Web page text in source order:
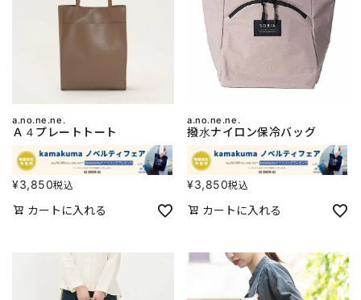
a.no.ne.ne.
Ａ４プレートトート
¥3,850税込
カートに入れる
a.no.ne.ne.
撥水ナイロン保冷バッグ
¥3,850税込
カートに入れる